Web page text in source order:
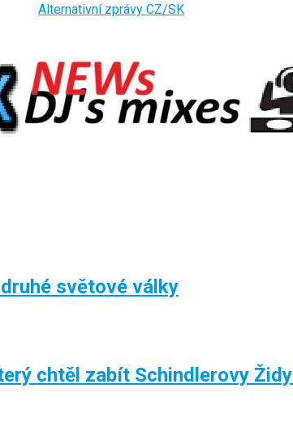
Alternativní zprávy CZ/SK
světové války
chtěl zabít Schindlerovy